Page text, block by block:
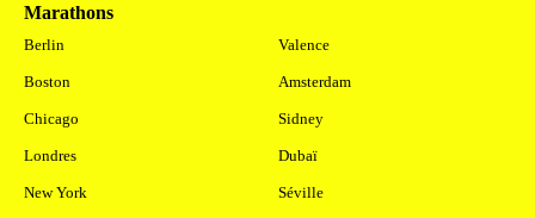
Marathons
Berlin
Boston
Chicago
Londres
New York
Valence
Amsterdam
Sidney
Dubaï
Séville